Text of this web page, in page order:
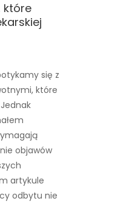
które
się z
które
objawów
artykule
odbytu nie